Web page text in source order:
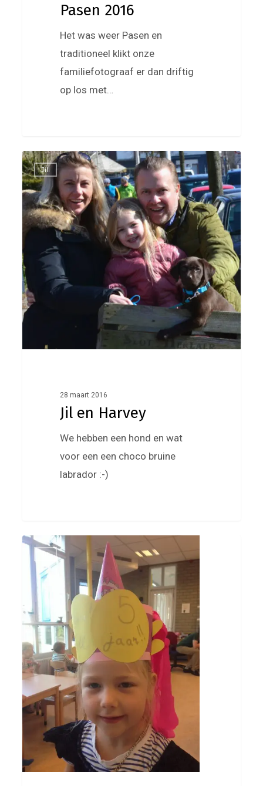
Pasen 2016
Het was weer Pasen en
traditioneel klikt onze
familiefotograaf er dan driftig
op los met…
Jil
en
Harvey
Jill
28 maart 2016
Jil en Harvey
We hebben een hond en wat
voor een een choco bruine
labrador :-)
Jill
geworden
Jill
0